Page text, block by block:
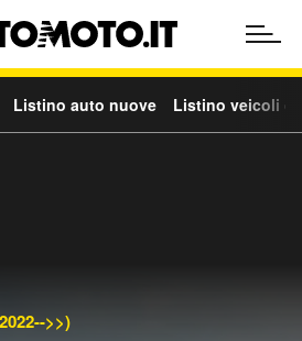
Listino auto nuove Listino veicoli
>>)